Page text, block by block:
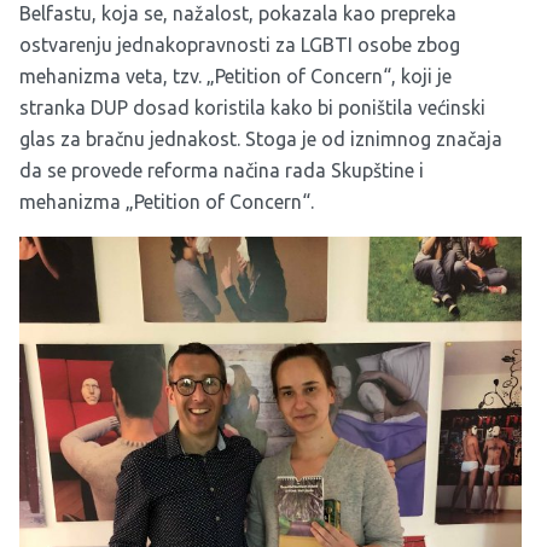
Belfastu, koja se, nažalost, pokazala kao prepreka
ostvarenju jednakopravnosti za LGBTI osobe zbog
mehanizma veta, tzv. „Petition of Concern“, koji je
stranka DUP dosad koristila kako bi poništila većinski
glas za bračnu jednakost. Stoga je od iznimnog značaja
da se provede reforma načina rada Skupštine i
mehanizma „Petition of Concern“.